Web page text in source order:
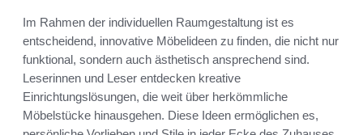
Im Rahmen der individuellen Raumgestaltung ist es
entscheidend, innovative Möbelideen zu finden, die nicht nur
funktional, sondern auch ästhetisch ansprechend sind.
Leserinnen und Leser entdecken kreative
Einrichtungslösungen, die weit über herkömmliche
Möbelstücke hinausgehen. Diese Ideen ermöglichen es,